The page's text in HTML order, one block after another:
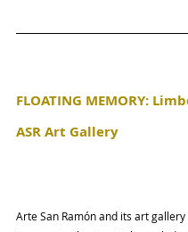
FLOATING MEMORY:
ASR Art Gallery
Arte San Ramón and its art gallery